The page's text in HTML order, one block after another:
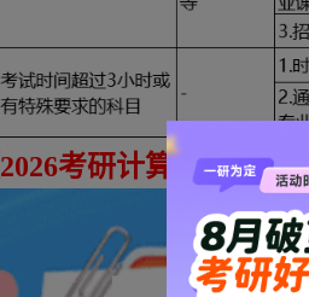
2026考研计算机专业基